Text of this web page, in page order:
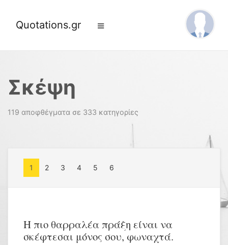
Quotations.gr
Σκέψη
119 αποφθέγματα σε 333 κατηγορίες
1 2 3 4 5 6
Η πιο θαρραλέα πράξη είναι να
σκέφτεσαι μόνος σου, φωναχτά.